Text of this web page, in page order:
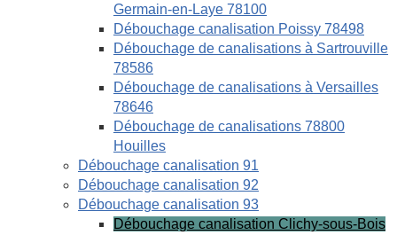
Germain-en-Laye 78100
Débouchage canalisation Poissy 78498
Débouchage de canalisations à Sartrouville
78586
Débouchage de canalisations à Versailles
78646
Débouchage de canalisations 78800
Houilles
Débouchage canalisation 91
Débouchage canalisation 92
Débouchage canalisation 93
Débouchage canalisation Clichy-sous-Bois